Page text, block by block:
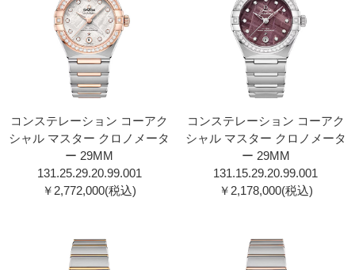
コンステレーション コーアク
シャル マスター クロノメータ
ー 29MM
131.25.29.20.99.00 1
￥2,772,000(税込)
コンステレーション コーアク
シャル マスター クロノメータ
ー 29MM
131.15.29.20.99.00 1
￥2,178,000(税込)